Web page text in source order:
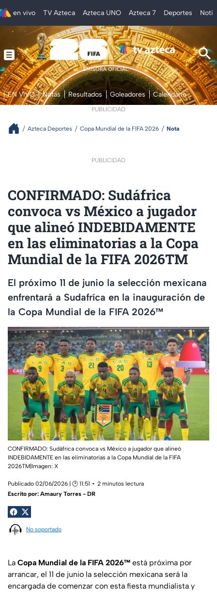
en vivo TV Azteca Azteca UNO Azteca 7 Deportes
EN VIVO Notas Resultados Goleadores Calendario
PUBLICIDAD
Azteca Deportes Copa Mundial de la FIFA 2026 Nota
PUBLICIDAD
CONFIRMADO: Sudáfrica
convoca vs México a jugador
que alineó INDEBIDAMENTE
en las eliminatorias a la Copa
Mundial de la FIFA 2026TM
El próximo 11 de junio la selección mexicana
enfrentará a Sudafríca en la inauguración de
la Copa Mundial de la FIFA 2026™
CONFIRMADO: Sudáfrica convoca vs México a jugador que alineó
INDEBIDAMENTE en las eliminatorias a la Copa Mundial de la FIFA
2026TM|Imagen: X
Publicado 02/06/2026 | 🕑 11:51
2 minutos lectura
Escrito por: Amaury Torres - DR
No soportado
La Copa Mundial de la FIFA 2026™ está próxima por
arrancar, el 11 de junio la selección mexicana será la
encargada de comenzar con esta fiesta mundialista y